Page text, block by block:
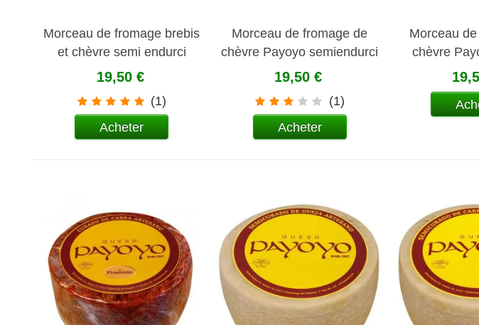
Morceau de fromage brebis
et chèvre semi endurci
Payoyo
19,50 €
(1)
Acheter
Morceau de fromage de
chèvre Payoyo semiendurci
19,50 €
(1)
Acheter
Morceau
chèvre